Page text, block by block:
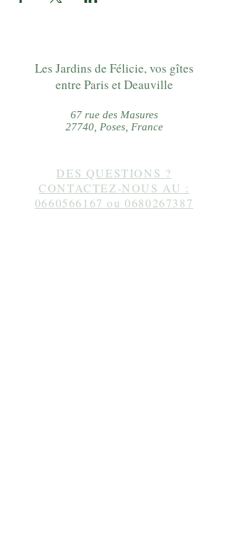
Les Jardins de Félicie, vos gîtes
entre Paris et Deauville
67 rue des Masures
27740, Poses, France
DES QUESTIONS ?
CONTACTEZ-NOUS AU :
0660566167 ou0680267387